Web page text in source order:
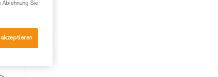
Ablehnung Sie